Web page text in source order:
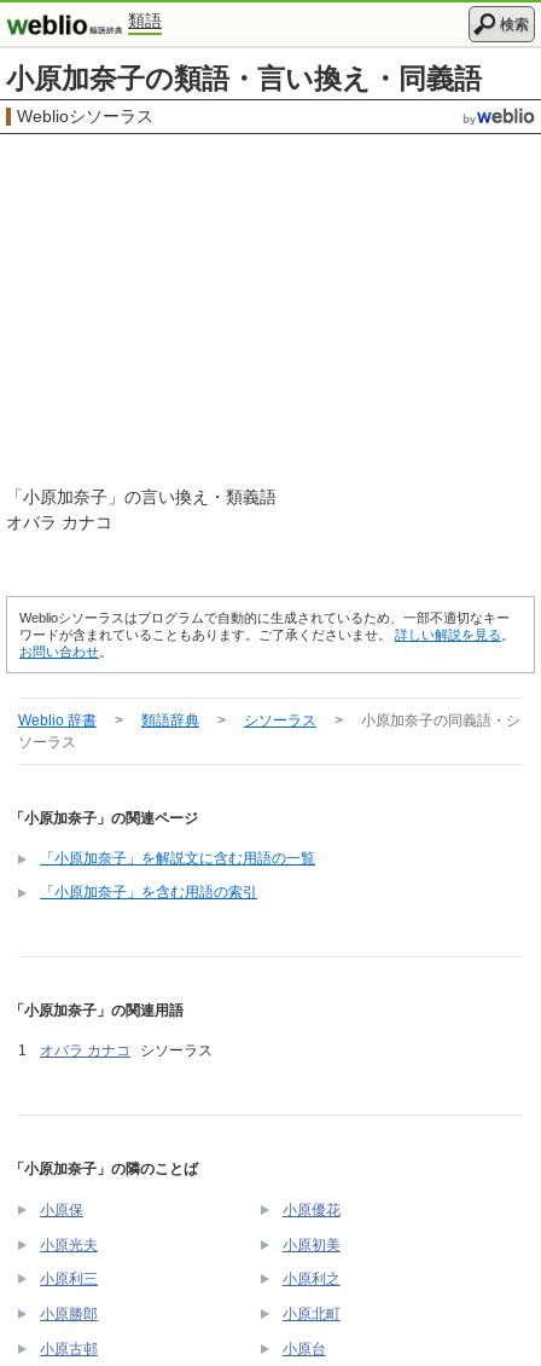
類語 検索
小原加奈子の類語・言い換え・同義語
Weblioシソーラス
「小原加奈子 」の言い換え・類義語
オバラ カナコ
Weblioシソーラスはプログラムで自動的に生成されているため、一部不適切なキー
ワードが含まれていることもあります。ご了承くださいませ。 詳しい解説を見る
お問い合わせ
Weblio 辞書 > 類語辞典 > シソーラス > 小原加奈子の同義語・シ
ソーラス
「小原加奈子」の関連ページ
「小原加奈子」を解説文に含む用語の一覧
「小原加奈子」を含む用語の索引
「小原加奈子」の関連用語
オバラ カナコ シソーラス
「小原加奈子」の隣のことば
小原保 小原優花
小原光夫 小原初美
小原利三 小原利之
小原勝郎 小原北町
小原古邨 小原台